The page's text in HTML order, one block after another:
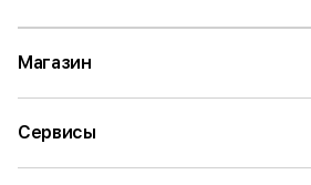
Магазин
Сервисы